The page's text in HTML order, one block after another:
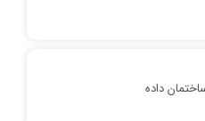
داده‌